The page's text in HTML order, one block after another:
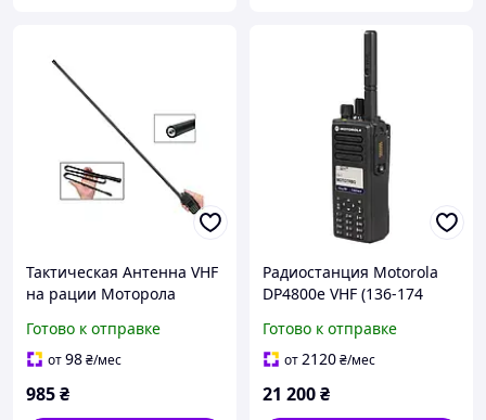
Тактическая Антенна VHF
на рации Моторола
Антенна для
портативных
Готово к отправке
от98₴/мес
985₴
Радиостанция Motorola
DP4800e VHF (136-174
AES256, портативная
рация Motorola
Готово к отправке
от2120₴/мес
21 200₴